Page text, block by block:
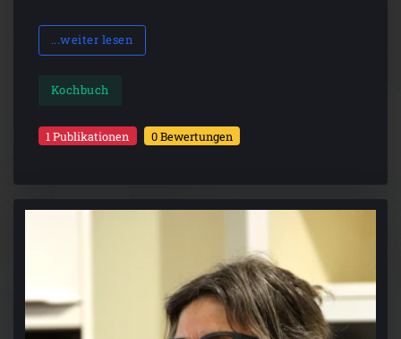
...weiter lesen
Kochbuch
1 Publikationen 0 Bewertungen